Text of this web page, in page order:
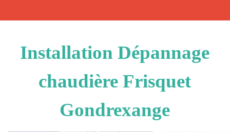
Installation Dépannage
chaudière Frisquet
Gondrexange